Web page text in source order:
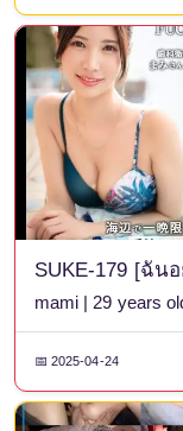
mami | 29 years
📅 2025-04-24